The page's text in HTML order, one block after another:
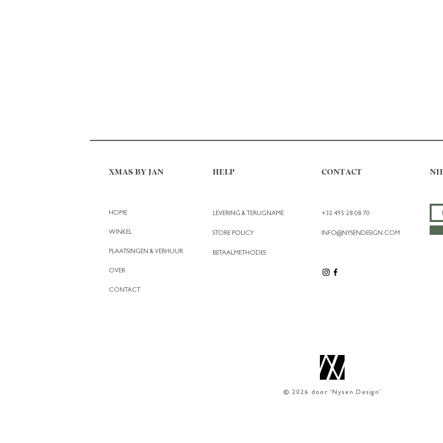
XMAS BY JAN HELP CONTACT
HOME
WINKEL
PLAATSINGEN & VERHUUR
OVER
CONTACT
LEVERING & TERUGNAME
STORE POLICY
BETAALMETHODES
+32 495 28 08 70
INFO@NYSENDESIGN.COM
© 2026 door 'Nysen Design'